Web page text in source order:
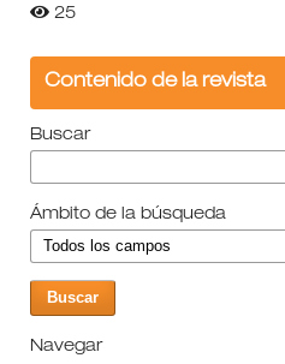
25
Contenido de la revista
Buscar
Ámbito de la búsqueda
Navegar